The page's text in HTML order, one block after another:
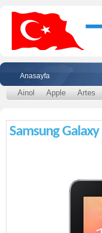
Anasayfa
Ainol Apple Artes
Samsung